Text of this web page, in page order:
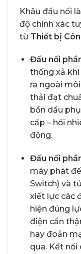
Khâu đấu nối
độ chính xác
từ Thiết bị
Đấu nối
thống xả
ra ngoài
thải đạt
bồn dầu
cấp – hồi
động.
Đấu nối
máy phát
Switch) và
xiết lực các
hiện đúng
điện cẩn
hay đoản
qua. Kết nối